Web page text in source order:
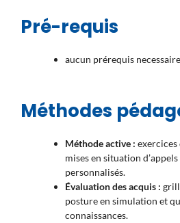
Pré-requis
aucun prérequis necessaire
Méthodes
Méthode active :
mises en situation
personnalisés.
Évaluation des acquis :
posture en simulation et
connaissances.